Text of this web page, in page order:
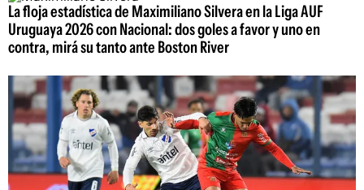
La floja estadística de Maximiliano Silvera en la Liga AUF
Uruguaya 2026 con Nacional: dos goles a favor y uno en
contra, mirá su tanto ante Boston River